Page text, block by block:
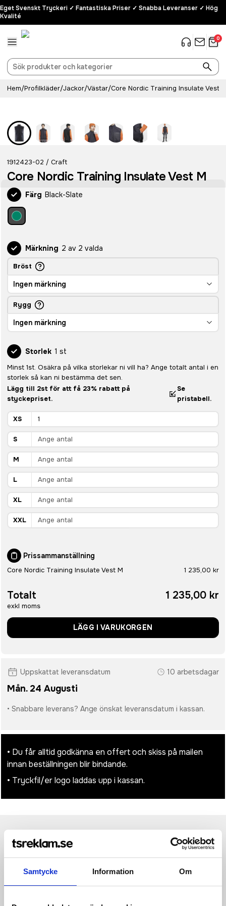
Samtycke Information Om
Eget Svenskt Tryckeri ✓ Fantastiska Priser ✓ Snabba Leveranser ✓ Hög
Kvalité
0
Hem/Profilkläder/Jackor/Västar/Core Nordic Training Insulate Vest
1912423-02 / Craft
Core Nordic Training Insulate Vest M
Färg Black-Slate
Märkning 2 av 2 valda
Bröst
Ingen märkning
Rygg
Ingen märkning
Storlek 1 st
Minst 1st. Osäkra på vilka storlekar ni vill ha? Ange totalt antal i en
storlek så kan ni bestämma det sen.
Lägg till 2st för att få 23% rabatt på
styckepriset.
Se
pristabell.
XS
S
M
L
XL
XXL
Prissammanställning
Core Nordic Training Insulate Vest M 1 235,00 kr
Totalt
exkl moms
1 235,00 kr
LÄGG I VARUKORGEN
Uppskattat leveransdatum 10 arbetsdagar
Mån. 24 Augusti
• Snabbare leverans? Ange önskat leveransdatum i kassan.
• Du får alltid godkänna en offert och skiss på mailen
innan beställningen blir bindande.
• Tryckfil/er logo laddas upp i kassan.
Produktinformation Recensioner (954st)
CORE Nordic Training Insulate Vest är en funktionell
Västen har kviltad vaddering framtill, vind- och vattentätt 3-